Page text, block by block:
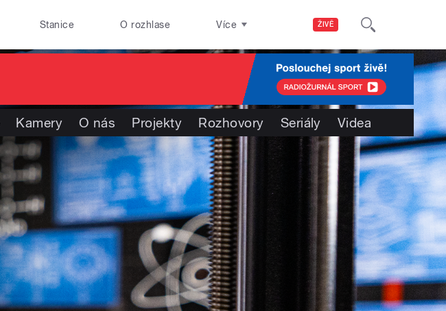
ŽIVĚ
Stanice O rozhlase Více
Kamery O nás Projekty Rozhovory Seriály Videa